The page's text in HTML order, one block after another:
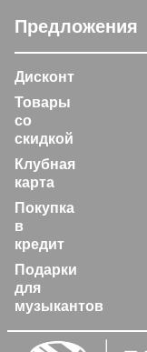
Предложения
Дисконт
Товары
со
скидкой
Клубная
карта
Покупка
в
кредит
Подарки
для
музыкантов